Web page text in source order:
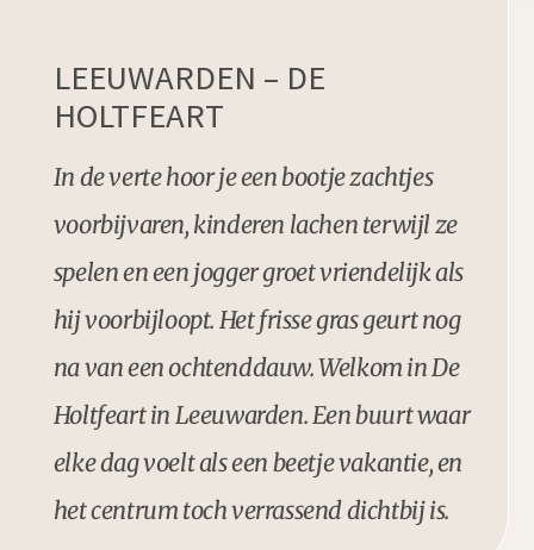
LEEUWARDEN – DE
HOLTFEART
In de verte hoor je een bootje zachtjes
voorbijvaren, kinderen lachen terwijl ze
spelen en een jogger groet vriendelijk als
hij voorbijloopt. Het frisse gras geurt nog
na van een ochtenddauw. Welkom in De
Holtfeart in Leeuwarden. Een buurt waar
elke dag voelt als een beetje vakantie, en
het centrum toch verrassend dichtbij is.